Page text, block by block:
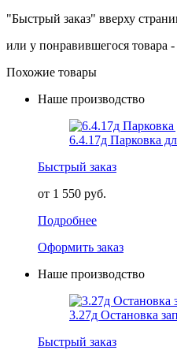
"Быстрый заказ" вверху
или у понравившегося товара -
Похожие товары
Наше производство
6.4.17д Парковка
Быстрый заказ
от 1 550 руб.
Подробнее
Оформить заказ
Наше производство
3.27д Остановка
Быстрый заказ